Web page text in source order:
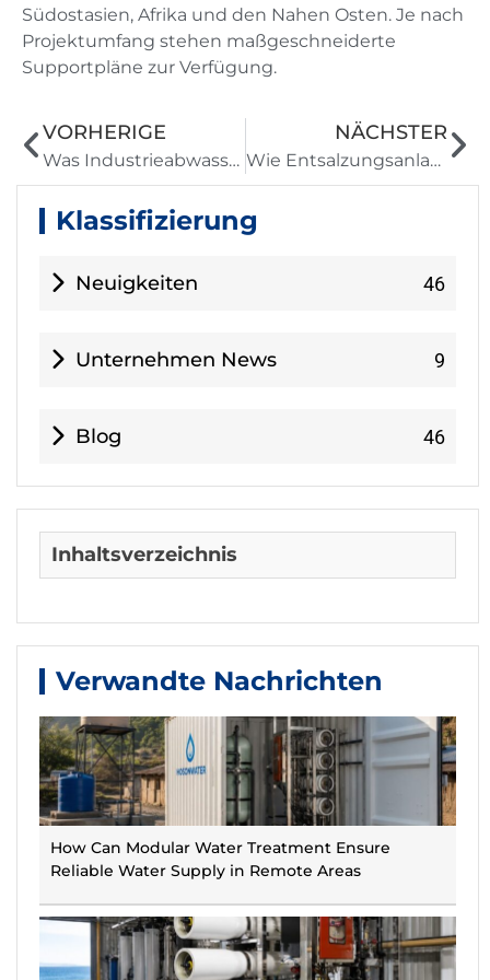
Südostasien, Afrika und den Nahen Osten. Je nach
Projektumfang stehen maßgeschneiderte
Supportpläne zur Verfügung.
VORHERIGE
Was Industrieabwasserbehandlungssysteme tun und warum sie wichtig sind
NÄCHSTER
Wie Entsalzungsanlagen Trinkwasser aus Meerwasser produzieren
Klassifizierung
Neuigkeiten 46
Unternehmen News 9
Blog 46
Inhaltsverzeichnis
Verwandte Nachrichten
How Can Modular Water Treatment Ensure
Reliable Water Supply in Remote Areas